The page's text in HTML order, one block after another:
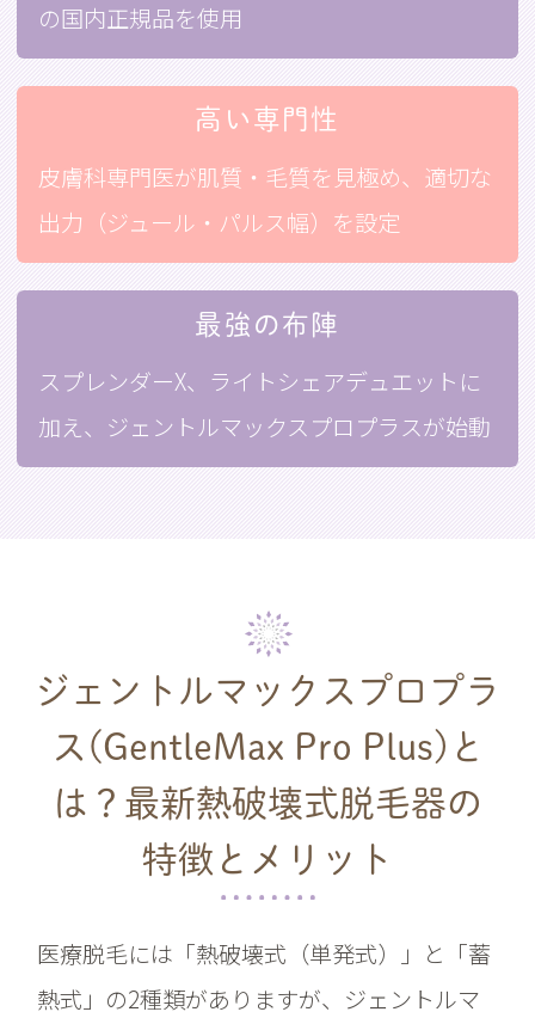
の国内正規品を使用
高い専門性
皮膚科専門医が肌質・毛質を見極め、適切な
出力（ジュール・パルス幅）を設定
最強の布陣
スプレンダーX、ライトシェアデュエットに
加え、ジェントルマックスプロプラスが始動
ジェントルマックスプロプラ
ス(GentleMax Pro Plus)と
は？ 最新熱破壊式脱毛器の
特徴とメリット
医療脱毛には「熱破壊式（単発式）」と「蓄
熱式」の2種類がありますが、ジェントルマ